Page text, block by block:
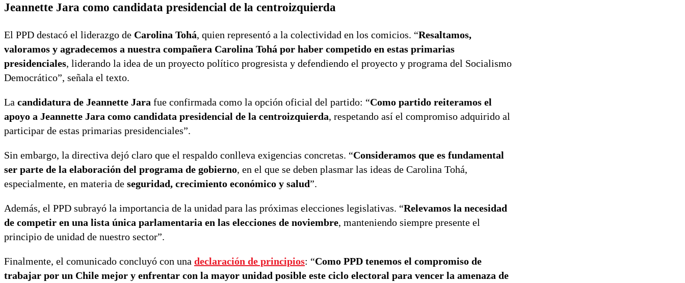
Jeannette Jara como candidata presidencial de la centroizquierda
El PPD destacó el liderazgo de Carolina Tohá, quien representó a la colectividad en los comicios. “Resaltamos,
valoramos y agradecemos a nuestra compañera Carolina Tohá por haber competido en estas primarias
presidenciales, liderando la idea de un proyecto político progresista y defendiendo el proyecto y programa del Socialismo
Democrático”, señala el texto.
La candidatura de Jeannette Jara fue confirmada como la opción oficial del partido: “Como partido reiteramos el
apoyo a Jeannette Jara como candidata presidencial de la centroizquierda, respetando así el compromiso adquirido al
participar de estas primarias presidenciales”.
Sin embargo, la directiva dejó claro que el respaldo conlleva exigencias concretas. “Consideramos que es fundamental
ser parte de la elaboración del programa de gobierno, en el que se deben plasmar las ideas de Carolina Tohá,
especialmente, en materia de seguridad, crecimiento económico y salud”.
Además, el PPD subrayó la importancia de la unidad para las próximas elecciones legislativas. “Relevamos la necesidad
de competir en una lista única parlamentaria en las elecciones de noviembre, manteniendo siempre presente el
principio de unidad de nuestro sector”.
Finalmente, el comunicado concluyó con una declaración de principios: “Como PPD tenemos el compromiso de
trabajar por un Chile mejor y enfrentar con la mayor unidad posible este ciclo electoral para vencer la amenaza de